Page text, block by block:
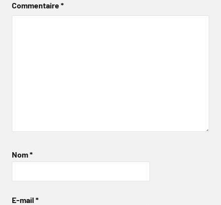
Commentaire*
Nom*
E-mail *